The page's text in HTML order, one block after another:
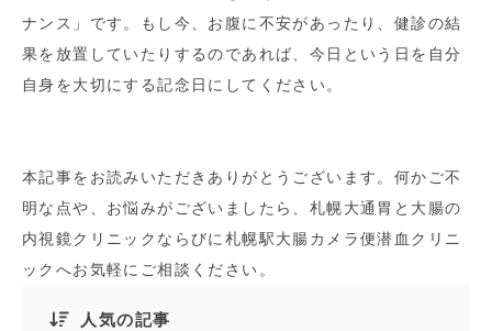
ナンス」です。もし今、お腹に不安があったり、健診の結
果を放置していたりするのであれば、今日という日を自分
自身を大切にする記念日にしてください。
本記事をお読みいただきありがとうございます。何かご不
明な点や、お悩みがございましたら、札幌大通胃と大腸の
内視鏡クリニックならびに札幌駅大腸カメラ便潜血クリニ
ックへお気軽にご相談ください。
人気の記事